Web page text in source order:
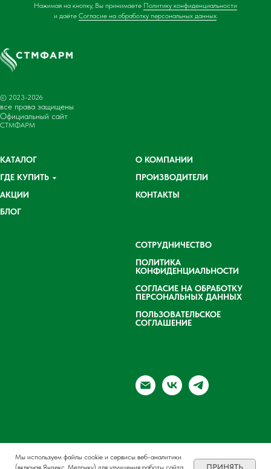
Мы используем файлы cookie и сервисы веб-аналитики
(включая Яндекс. Метрику) для улучшения работы сайта
Нажимая на кнопку, Вы принимаете Политику конфиденциальности
и даёте Согласие на обработку персональных данных.
© 2023-2026
все права защищены
Официальный сайт
СТМФАРМ
КАТАЛОГ
ГДЕ КУПИТЬ
АКЦИИ
БЛОГ
О КОМПАНИИ
ПРОИЗВОДИТЕЛИ
КОНТАКТЫ
СОТРУДНИЧЕСТВО
ПОЛИТИКА
КОНФИДЕНЦИАЛЬНОСТИ
СОГЛАСИЕ НА ОБРАБОТКУ
ПЕРСОНАЛЬНЫХ ДАННЫХ
ПОЛЬЗОВАТЕЛЬСКОЕ
СОГЛАШЕНИЕ